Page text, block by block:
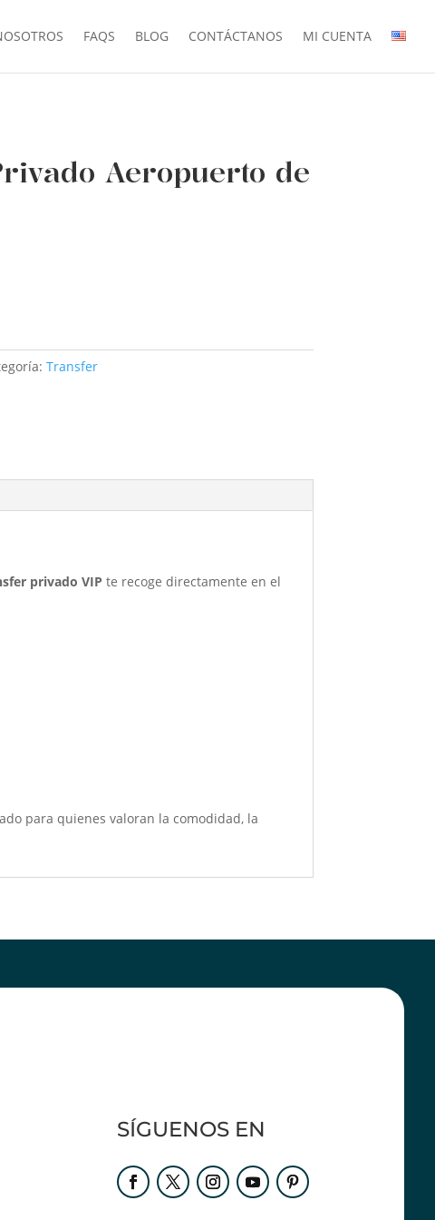
FAQS BLOG CONTÁCTANOS MI CUENTA
Aeropuerto de
Transfer
privado VIP te recoge directamente en el
para quienes valoran la comodidad, la
SÍGUENOS EN